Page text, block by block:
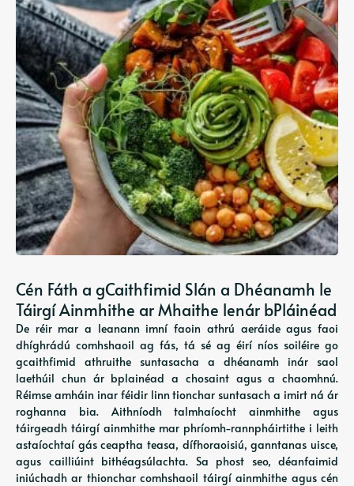
Cén Fáth a gCaithfimid Slán a Dhéanamh le
Táirgí Ainmhithe ar Mhaithe lenár bPláinéad
De réir mar a leanann imní faoin athrú aeráide agus faoi
dhíghrádú comhshaoil ​​ag fás, tá sé ag éirí níos soiléire go
gcaithfimid athruithe suntasacha a dhéanamh inár saol
laethúil chun ár bplainéad a chosaint agus a chaomhnú.
Réimse amháin inar féidir linn tionchar suntasach a imirt ná ár
roghanna bia. Aithníodh talmhaíocht ainmhithe agus
táirgeadh táirgí ainmhithe mar phríomh-rannpháirtithe i leith
astaíochtaí gás ceaptha teasa, dífhoraoisiú, ganntanas uisce,
agus cailliúint bithéagsúlachta. Sa phost seo, déanfaimid
iniúchadh ar thionchar comhshaoil ​​táirgí ainmhithe agus cén